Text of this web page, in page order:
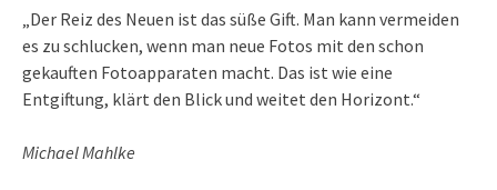
„Der Reiz des Neuen ist das süße Gift. Man kann vermeiden
es zu schlucken, wenn man neue Fotos mit den schon
gekauften Fotoapparaten macht. Das ist wie eine
Entgiftung, klärt den Blick und weitet den Horizont.“
Michael Mahlke